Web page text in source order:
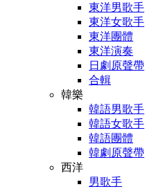
東洋男歌手
東洋女歌手
東洋團體
東洋演奏
日劇原聲帶
合輯
韓樂
韓語男歌手
韓語女歌手
韓語團體
韓劇原聲帶
西洋
男歌手